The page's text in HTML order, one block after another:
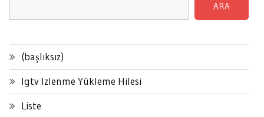
ARA
(başlıksız)
Igtv Izlenme Yükleme Hilesi
Liste